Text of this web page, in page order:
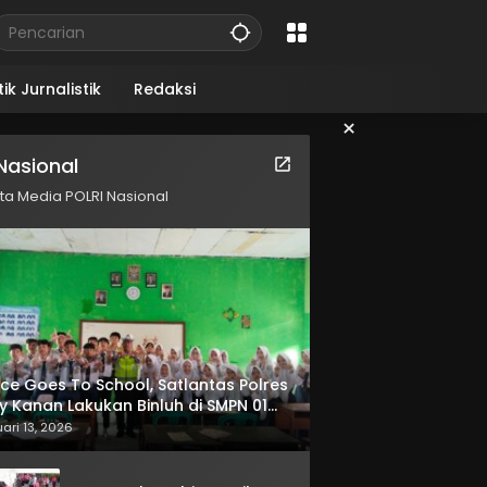
Jurnalistik Redaksi
×
Media POLRI Nasional
Goes To School, Satlantas Polres
Kanan Lakukan Binluh di SMPN 01
13, 2026